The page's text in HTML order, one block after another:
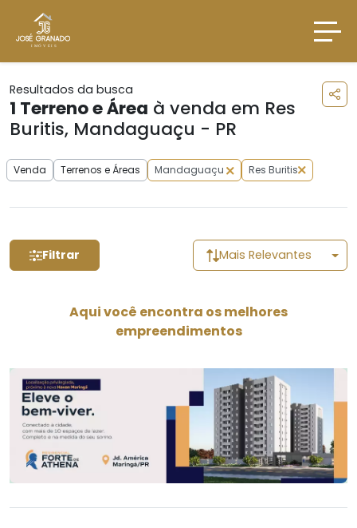
Resultados da busca
1 Terreno e Área à venda em Res
Buritis, Mandaguaçu - PR
Venda Terrenos e Áreas Mandaguaçu Res Buritis
Filtrar Mais Relevantes
Aqui você encontra os melhores
empreendimentos